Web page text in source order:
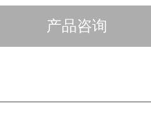
产品咨询